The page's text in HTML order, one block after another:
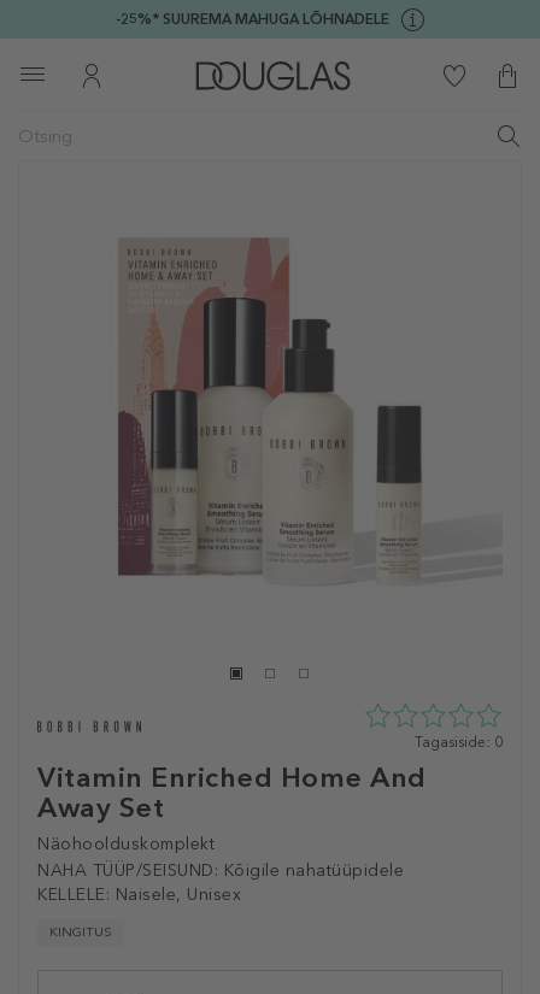
-25%* SUUREMA MAHUGA LÕHNADELE
Vitamin Enriched Home And
Away Set
Näohoolduskomplekt
NAHA TÜÜP/SEISUND: Kõigile nahatüüpidele
KELLELE: Naisele, Unisex
KINGITUS
0
5st
Tagasiside: 0